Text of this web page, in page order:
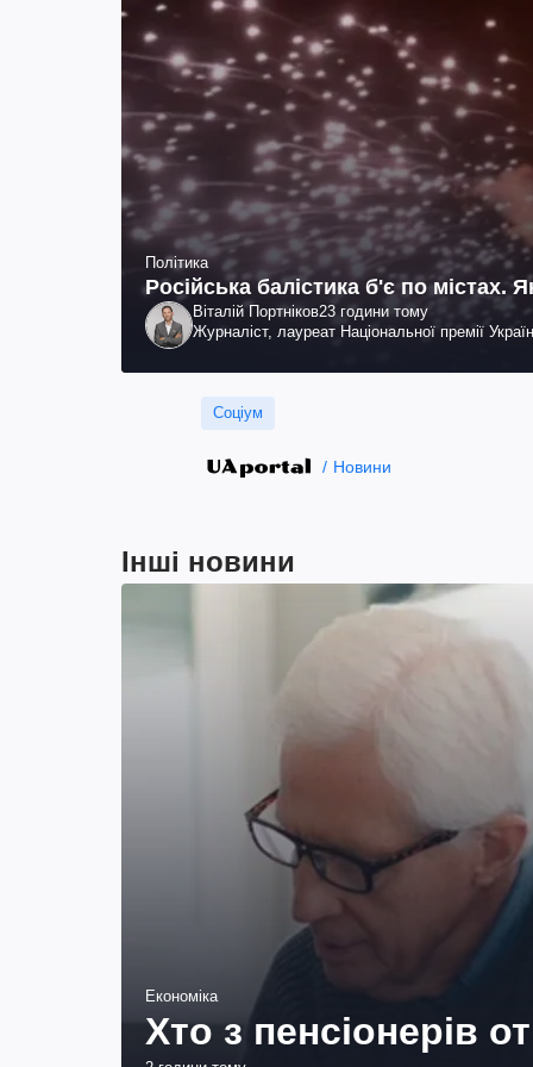
Політика
Російська балістика б'є по містах.
Віталій Портніков23 години тому
Журналіст, лауреат Національної премії
Соціум
Новини
Інші новини
Економіка
Хто з пенсіонерів